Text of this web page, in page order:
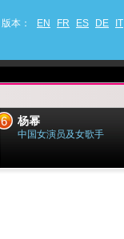
版本： EN FR ES DE IT
6 杨幂
中国女演员及女歌手